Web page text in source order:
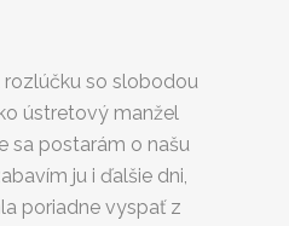
rozlúčku so slobodou
ústretový manžel
sa postarám o našu
ju i ďalšie dni,
poriadne vyspať z